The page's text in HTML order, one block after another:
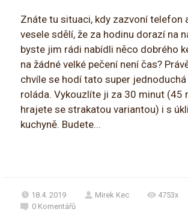
Znáte tu situaci, kdy zazvoní telefon
vesele sdělí, že za hodinu dorazí na
byste jim rádi nabídli něco dobrého
na žádné velké pečení není čas?
chvíle se hodí tato super jednoduchá
roláda. Vykouzlíte ji za 30 minut (45
hrajete se strakatou variantou) i s
kuchyně. Budete...
18.4. 2019 Mirek Kec
4753x
0 Komentářů